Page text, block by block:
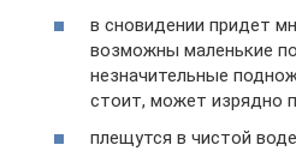
в сновидении придет
возможны маленькие
незначительные
стоит, может изрядно
плещутся в чистой